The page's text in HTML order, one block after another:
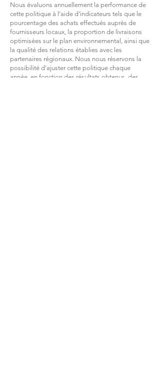
Nous évaluons annuellement la performance de
cette politique à l’aide d’indicateurs tels que le
pourcentage des achats effectués auprès de
fournisseurs locaux, la proportion de livraisons
optimisées sur le plan environnemental, ainsi que
la qualité des relations établies avec les
partenaires régionaux. Nous nous réservons la
possibilité d’ajuster cette politique chaque
année, en fonction des résultats obtenus, des